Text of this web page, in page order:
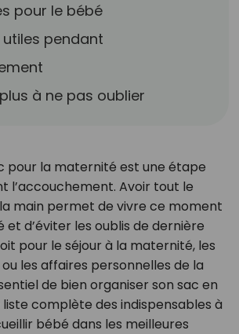
pour le bébé
utiles pendant
à ne pas oublier
pour la maternité est une étape
l’accouchement. Avoir tout le
main permet de vivre ce moment
d’éviter les oublis de dernière
pour le séjour à la maternité, les
les affaires personnelles de la
de bien organiser son sac en
complète des indispensables à
bébé dans les meilleures